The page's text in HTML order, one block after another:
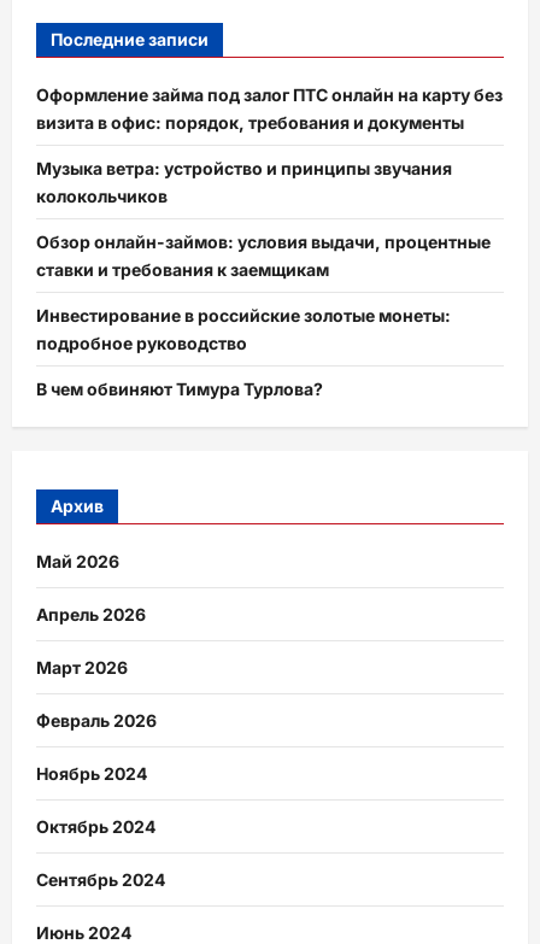
Последние записи
Оформление займа под залог ПТС онлайн на карту без
визита в офис: порядок, требования и документы
Музыка ветра: устройство и принципы звучания
колокольчиков
Обзор онлайн-займов: условия выдачи, процентные
ставки и требования к заемщикам
Инвестирование в российские золотые монеты:
подробное руководство
В чем обвиняют Тимура Турлова?
Архив
Май 2026
Апрель 2026
Март 2026
Февраль 2026
Ноябрь 2024
Октябрь 2024
Сентябрь 2024
Июнь 2024